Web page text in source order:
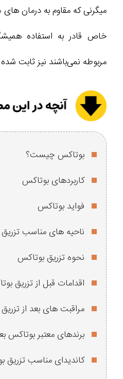
میگرنی که مقاوم به درمان‌
خاص قادر به استفاده
مربوطه نمی‌باشند نیز ثابت
بوتاکس چیست؟
کاربردهای بوتاکس
فواید بوتاکس
ناحیه های مناسب
نحوه تزریق بوتاکس
اقدامات قبل از تزریق
مراقبت های بعد از
برندهای معتبر بوتاکس
کاندیدای مناسب تزریق